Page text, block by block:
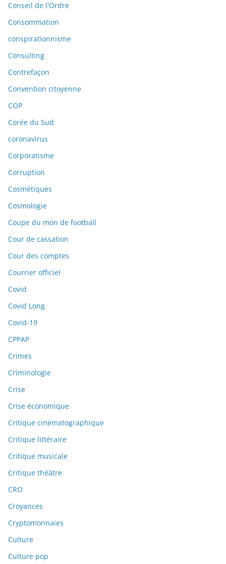
Conseil de l'Ordre
Consommation
conspirationnisme
Consulting
Contrefaçon
Convention citoyenne
COP
Corée du Sud
coronavirus
Corporatisme
Corruption
Cosmétiques
Cosmologie
Coupe du mon de football
Cour de cassation
Cour des comptes
Courrier officiel
Covid
Covid Long
Covid-19
CPPAP
Crimes
Criminologie
Crise
Crise économique
Critique cinématographique
Critique littéraire
Critique musicale
Critique théâtre
CRO
Croyances
Cryptomonnaies
Culture
Culture pop